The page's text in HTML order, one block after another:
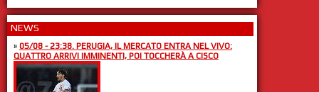
NEWS
» 05/08 - 23:38. PERUGIA, IL MERCATO ENTRA NEL VIVO:
QUATTRO ARRIVI IMMINENTI, POI TOCCHERÀ A CISCO